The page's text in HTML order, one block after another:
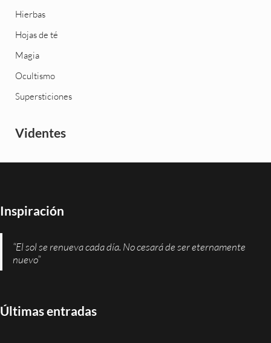
Hierbas
Hojas de té
Magia
Ocultismo
Supersticiones
Videntes
Inspiración
“El sol se renueva cada día. No cesará de ser eternamente
nuevo”
Últimas entradas